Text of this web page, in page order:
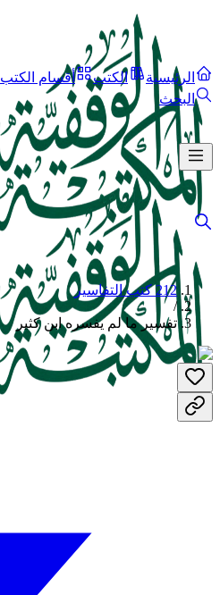
الرئيسية الكتب أقسام الكتب
البحث
212 كتب التفاسير
/
تفسير ما لم يفسره ابن كثير